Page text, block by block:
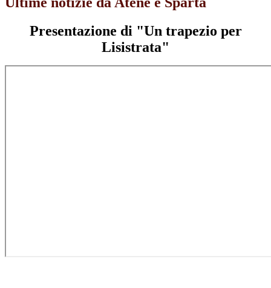
Presentazione di "Un trapezio per
Lisistrata"